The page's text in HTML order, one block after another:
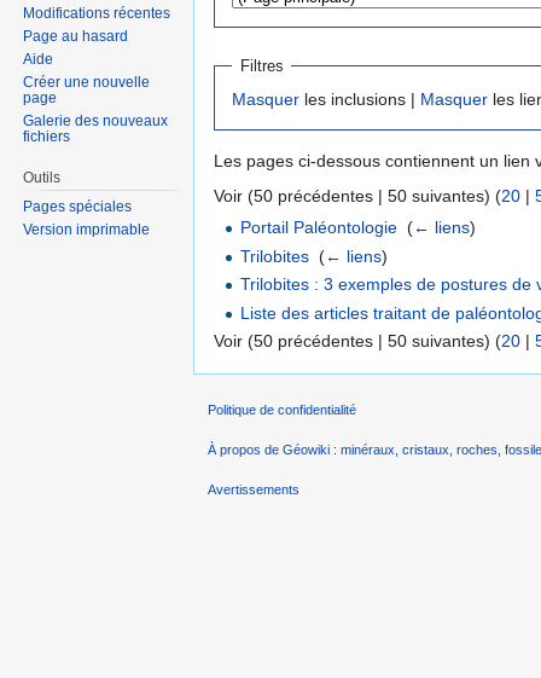
Filtres
Masquer les inclusions | Masquer les
Les pages ci-dessous contiennent un lien
Voir (50 précédentes | 50 suivantes) (20 |
Portail Paléontologie ‎(← liens)
Trilobites ‎(← liens)
Trilobites : 3 exemples de postures de
Liste des articles traitant de
Voir (50 précédentes | 50 suivantes) (20 |
Modifications récentes
Page au hasard
Aide
Créer une nouvelle
page
Galerie des nouveaux
fichiers
Outils
Pages spéciales
Version imprimable
Politique de confidentialité
À propos de Géowiki : minéraux, cristaux, roches,
Avertissements